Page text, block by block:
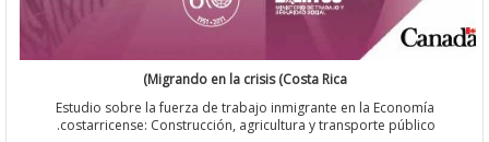
Migrando en la crisis (Costa Rica)
Estudio sobre la fuerza de trabajo inmigrante en la Economía
costarricense: Construcción, agricultura y transporte público.